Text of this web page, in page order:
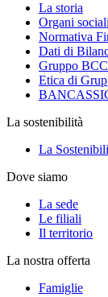
La storia
Organi sociali
Normativa
Dati di
Gruppo
Etica di
La sostenibilità
La
Dove siamo
La sede
Le filiali
Il territorio
La nostra offerta
Famiglie